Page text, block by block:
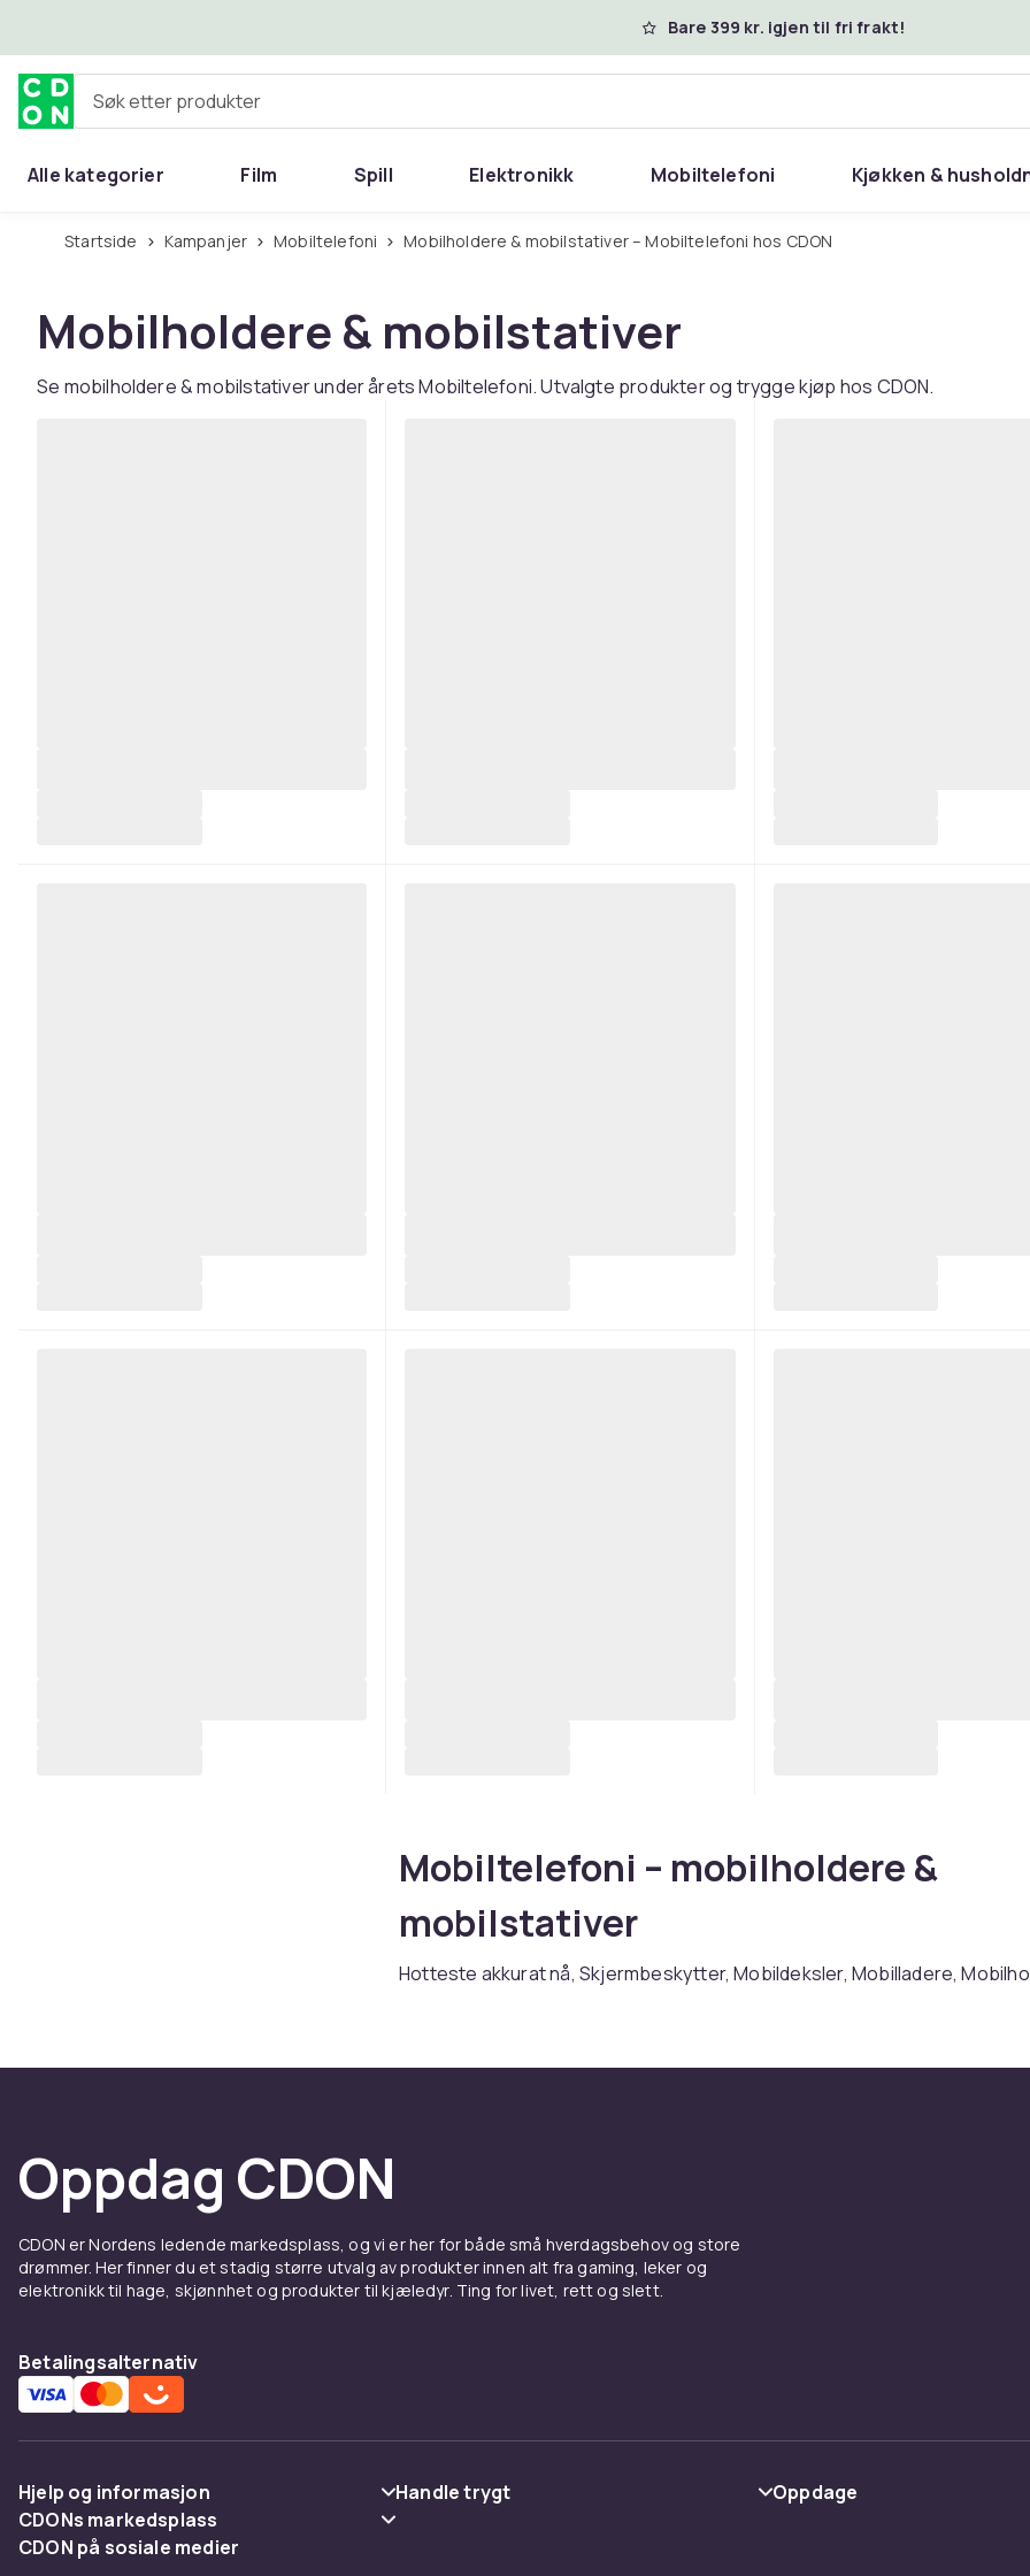
Bare 399 kr. igjen til fri frakt!
Søk etter produkter
Alle kategorier Film Spill Elektronikk Mobiltelefoni Kjøkken &
Startside Kampanjer Mobiltelefoni Mobilholdere & mobilstativer – Mobiltelefoni hos CDON
Mobilholdere & mobilstativer
Se mobilholdere & mobilstativer under årets Mobiltelefoni. Utvalgte produkter og trygge kjøp hos CDON.
Mobiltelefoni – mobilholdere &
mobilstativer
Hotteste akkurat nå, Skjermbeskytter, Mobildeksler, Mobilladere,
Oppdag CDON
CDON er Nordens ledende markedsplass, og vi er her for både små hverdagsbehov og store
drømmer. Her finner du et stadig større utvalg av produkter innen alt fra gaming, leker og
elektronikk til hage, skjønnhet og produkter til kjæledyr. Ting for livet, rett og slett.
Betalingsalternativ
Hjelp og informasjon
Vanlige spørsmål
Handle trygt
Oppdage
CDONs markedsplass
Merchant Help Center
CDON på sosiale medier